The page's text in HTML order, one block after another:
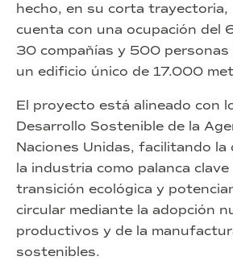
hecho, en su corta trayectoria,
cuenta con una ocupación del
30 compañías y 500 personas
un edificio único de 17.000
El proyecto está alineado con
Desarrollo Sostenible de la
Naciones Unidas, facilitando la
la industria como palanca clave
transición ecológica y
circular mediante la adopción
productivos y de la
sostenibles.